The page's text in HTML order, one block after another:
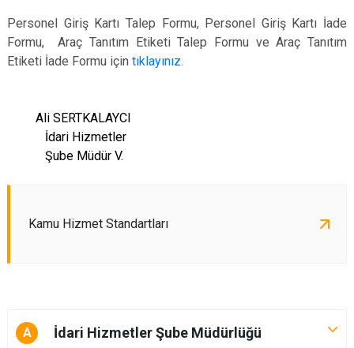
Personel Giriş Kartı Talep Formu, Personel Giriş Kartı İade
Formu, Araç Tanıtım Etiketi Talep Formu ve Araç Tanıtım
Etiketi İade Formu için tıklayınız.
Ali SERTKALAYCI
İdari Hizmetler
Şube Müdür V.
Kamu Hizmet Standartları
A İdari Hizmetler Şube Müdürlüğü